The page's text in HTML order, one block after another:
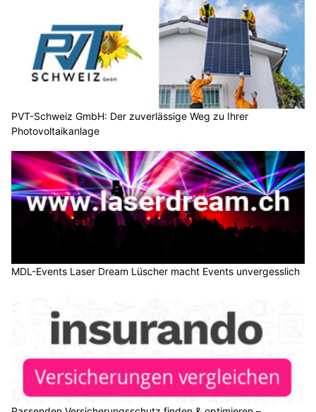
PVT-Schweiz GmbH: Der zuverlässige Weg zu Ihrer
Photovoltaikanlage
MDL-Events Laser Dream Lüscher macht Events unvergesslich